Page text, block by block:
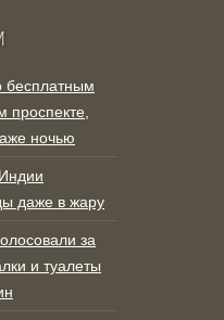
бесплатным
проспекте,
ночью
даже в жару
за
и туалеты